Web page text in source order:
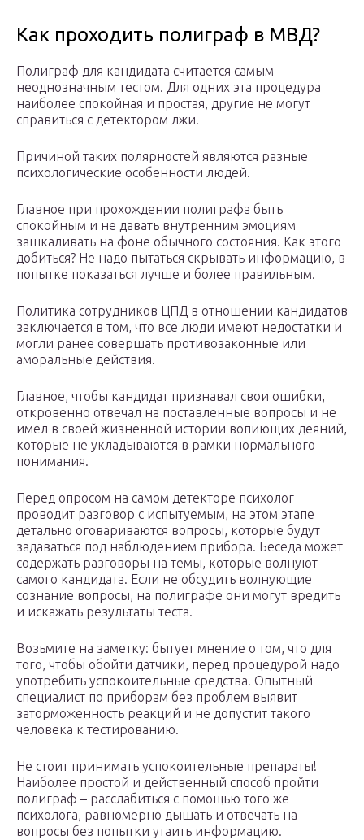
Как проходить полиграф в МВД?
Полиграф для кандидата считается самым
неоднозначным тестом. Для одних эта процедура
наиболее спокойная и простая, другие не могут
справиться с детектором лжи.
Причиной таких полярностей являются разные
психологические особенности людей.
Главное при прохождении полиграфа быть
спокойным и не давать внутренним эмоциям
зашкаливать на фоне обычного состояния. Как этого
добиться? Не надо пытаться скрывать информацию, в
попытке показаться лучше и более правильным.
Политика сотрудников ЦПД в отношении кандидатов
заключается в том, что все люди имеют недостатки и
могли ранее совершать противозаконные или
аморальные действия.
Главное, чтобы кандидат признавал свои ошибки,
откровенно отвечал на поставленные вопросы и не
имел в своей жизненной истории вопиющих деяний,
которые не укладываются в рамки нормального
понимания.
Перед опросом на самом детекторе психолог
проводит разговор с испытуемым, на этом этапе
детально оговариваются вопросы, которые будут
задаваться под наблюдением прибора. Беседа может
содержать разговоры на темы, которые волнуют
самого кандидата. Если не обсудить волнующие
сознание вопросы, на полиграфе они могут вредить
и искажать результаты теста.
Возьмите на заметку: бытует мнение о том, что для
того, чтобы обойти датчики, перед процедурой надо
употребить успокоительные средства. Опытный
специалист по приборам без проблем выявит
заторможенность реакций и не допустит такого
человека к тестированию.
Не стоит принимать успокоительные препараты!
Наиболее простой и действенный способ пройти
полиграф – расслабиться с помощью того же
психолога, равномерно дышать и отвечать на
вопросы без попытки утаить информацию.